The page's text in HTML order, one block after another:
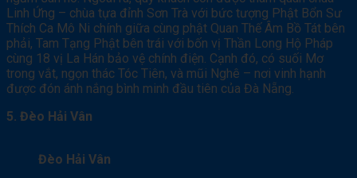
Linh Ứng – chùa tựa đỉnh Sơn Trà với bức tượng Phật Bổn Sư
Thích Ca Mô Ni chính giữa cùng phật Quan Thế Âm Bồ Tát bên
phải, Tam Tạng Phật bên trái với bốn vị Thần Long Hộ Pháp
cùng 18 vị La Hán bảo vệ chính điện. Cạnh đó, có suối Mơ
trong vắt, ngọn thác Tóc Tiên, và mũi Nghê – nơi vinh hạnh
được đón ánh nắng bình minh đầu tiên của Đà Nẵng.
5. Đèo Hải Vân
Đèo Hải Vân